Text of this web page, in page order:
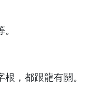
，都跟龍有關。